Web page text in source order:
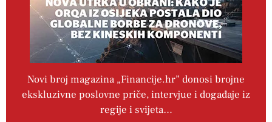
Novi broj magazina „Financije.hr” donosi brojne
ekskluzivne poslovne priče, intervjue i događaje iz
regije i svijeta…